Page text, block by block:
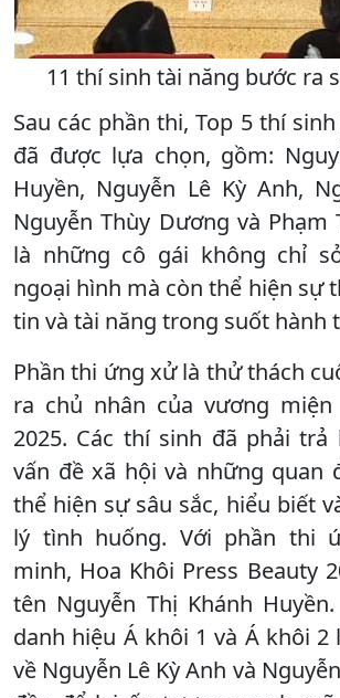
11 thí sinh tài năng bước ra
Sau các phần thi, Top 5 thí
đã được lựa chọn, gồm:
Huyền, Nguyễn Lê Kỳ Anh,
Nguyễn Thùy Dương và Phạm
là những cô gái không chỉ
ngoại hình mà còn thể hiện sự
tin và tài năng trong suốt hành
Phần thi ứng xử là thử thách
ra chủ nhân của vương miện
2025. Các thí sinh đã phải
vấn đề xã hội và những quan
thể hiện sự sâu sắc, hiểu biết
lý tình huống. Với phần thi
minh, Hoa Khôi Press Beauty
tên Nguyễn Thị Khánh
danh hiệu Á khôi 1 và Á khôi
về Nguyễn Lê Kỳ Anh và